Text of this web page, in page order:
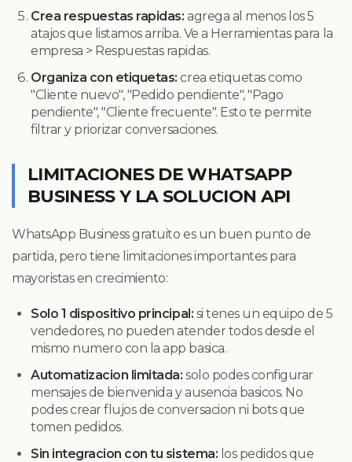
Crea respuestas rapidas: agrega al menos los 5
atajos que listamos arriba. Ve a Herramientas para la
empresa > Respuestas rapidas.
Organiza con etiquetas: crea etiquetas como
"Cliente nuevo", "Pedido pendiente", "Pago
pendiente", "Cliente frecuente". Esto te permite
filtrar y priorizar conversaciones.
LIMITACIONES DE WHATSAPP
BUSINESS Y LA SOLUCION API
WhatsApp Business gratuito es un buen punto de
partida, pero tiene limitaciones importantes para
mayoristas en crecimiento:
Solo 1 dispositivo principal: si tenes un equipo de 5
vendedores, no pueden atender todos desde el
mismo numero con la app basica.
Automatizacion limitada: solo podes configurar
mensajes de bienvenida y ausencia basicos. No
podes crear flujos de conversacion ni bots que
tomen pedidos.
Sin integracion con tu sistema: los pedidos que